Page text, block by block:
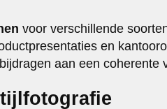
voor verschillende
en
aan een coherente